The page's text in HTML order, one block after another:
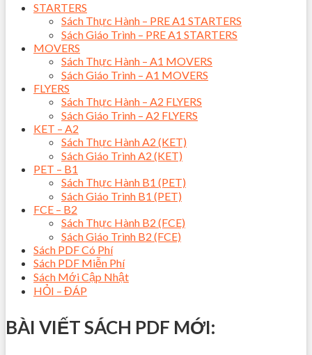
STARTERS
Sách Thực Hành – PRE A1 STARTERS
Sách Giáo Trình – PRE A1 STARTERS
MOVERS
Sách Thực Hành – A1 MOVERS
Sách Giáo Trình – A1 MOVERS
FLYERS
Sách Thực Hành – A2 FLYERS
Sách Giáo Trình – A2 FLYERS
KET – A2
Sách Thực Hành A2 (KET)
Sách Giáo Trình A2 (KET)
PET – B1
Sách Thực Hành B1 (PET)
Sách Giáo Trình B1 (PET)
FCE – B2
Sách Thực Hành B2 (FCE)
Sách Giáo Trình B2 (FCE)
Sách PDF Có Phí
Sách PDF Miễn Phí
Sách Mới Cập Nhật
HỎI – ĐÁP
BÀI VIẾT SÁCH PDF MỚI: